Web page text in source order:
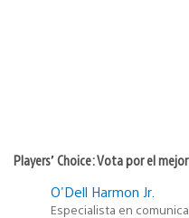
Players’ Choice: Vota por el
O'Dell Harmon Jr.
Especialista en